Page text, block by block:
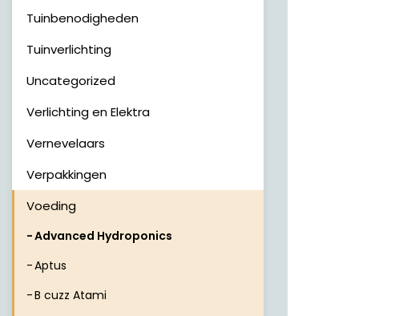
Tuinbenodigheden
Tuinverlichting
Uncategorized
Verlichting en Elektra
Vernevelaars
Verpakkingen
Voeding
Advanced Hydroponics
Aptus
B cuzz Atami